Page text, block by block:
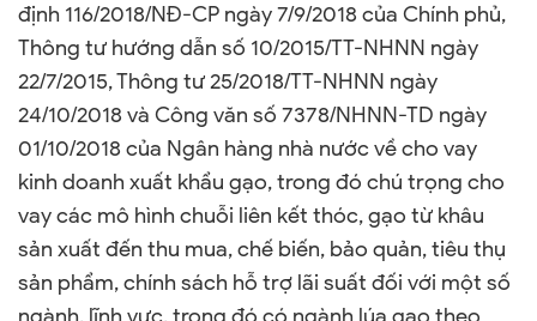
định 116/2018/NĐ-CP ngày 7/9/2018 của Chính phủ,
Thông tư hướng dẫn số 10/2015/TT-NHNN ngày
22/7/2015, Thông tư 25/2018/TT-NHNN ngày
24/10/2018 và Công văn số 7378/NHNN-TD ngày
01/10/2018 của Ngân hàng nhà nước về cho vay
kinh doanh xuất khẩu gạo, trong đó chú trọng cho
vay các mô hình chuỗi liên kết thóc, gạo từ khâu
sản xuất đến thu mua, chế biến, bảo quản, tiêu thụ
sản phẩm, chính sách hỗ trợ lãi suất đối với một số